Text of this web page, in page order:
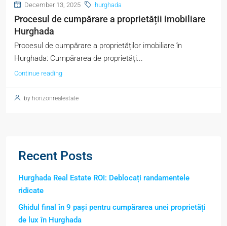
December 13, 2025 hurghada
Procesul de cumpărare a proprietății imobiliare
Hurghada
Procesul de cumpărare a proprietăților imobiliare în
Hurghada: Cumpărarea de proprietăți...
Continue reading
by horizonrealestate
Recent Posts
Hurghada Real Estate ROI: Deblocați randamentele
ridicate
Ghidul final în 9 pași pentru cumpărarea unei proprietăți
de lux în Hurghada